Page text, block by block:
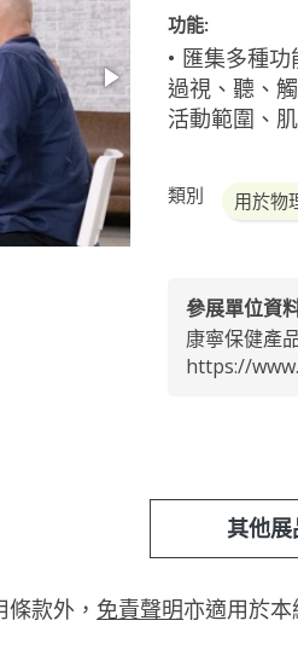
功能:
• 匯集多種
過視、聽、
活動範圍、
類別 用於物
參展單位資
康寧保健產
https://
其他展
款外， 免責聲明亦適用於